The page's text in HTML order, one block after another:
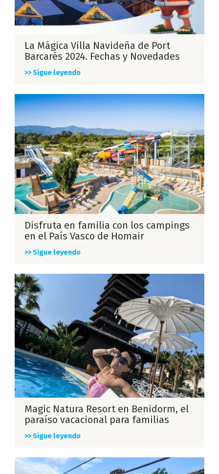
La Mágica Villa Navideña de Port
Barcarés 2024. Fechas y Novedades
>> Sigue leyendo
Disfruta en familia con los campings
en el País Vasco de Homair
>> Sigue leyendo
Magic Natura Resort en Benidorm, el
paraíso vacacional para familias
>> Sigue leyendo